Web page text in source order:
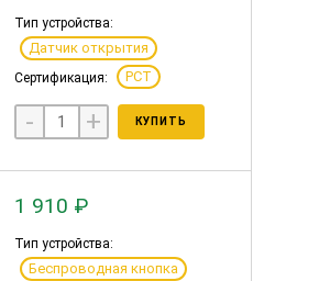
Тип устройства:
Датчик открытия
Сертификация: РСТ
- + КУПИТЬ
1 910 ₽
Тип устройства:
Беспроводная кнопка